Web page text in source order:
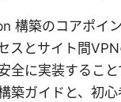
構築のコアポイ
スとサイト間
全に実装すること
築ガイドと、初